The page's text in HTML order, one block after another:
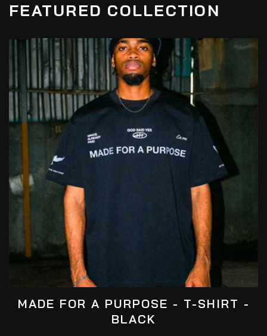
FEATURED COLLECTION
Agregar Al Carrito
MADE FOR A PURPOSE - T-SHIRT -
BLACK